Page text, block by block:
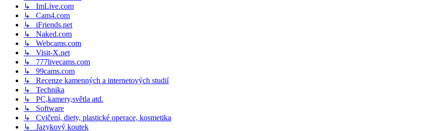
↳ ImLive.com
↳ Cam4.com
↳ iFriends.net
↳ Naked.com
↳ Webcams.com
↳ Visit-X.net
↳ 777livecams.com
↳ 99cams.com
↳ Recenze kamenných a internetových studií
↳ Technika
↳ PC,kamery,světla atd.
↳ Software
↳ Cvičení, diety, plastické operace, kosmetika
↳ Jazykový koutek